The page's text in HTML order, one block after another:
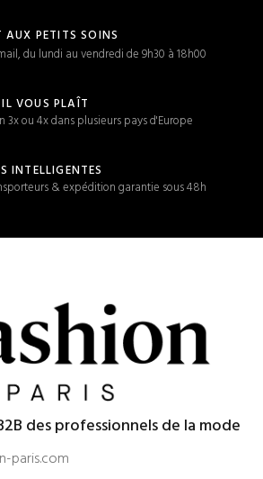
AUX PETITS SOINS
du lundi au vendredi de 9h30 à 18h00
VOUS PLAÎT
3x ou 4x dans plusieurs pays d'Europe
INTELLIGENTES
& expédition garantie sous 48h
des professionnels de la mode
paris.com